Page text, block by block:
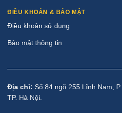
ĐIỀU KHOẢN & BẢO MẬT
Điều khoản sử dụng
Bảo mật thông tin
Địa chỉ: Số 84 ngõ 255 Lĩnh Nam,
TP. Hà Nội.